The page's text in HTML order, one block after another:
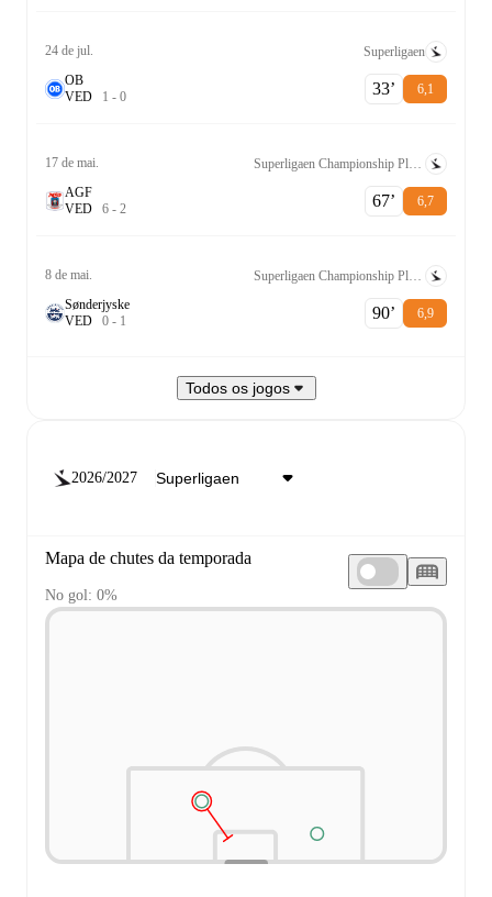
24 de jul.
Superligaen
OB
VED 1 - 0 33‎’‎ 6,1
17 de mai.
AGF
VED 6 - 2 67‎’‎ 6,7
8 de mai.
Sønderjyske
VED 0 - 1 90‎’‎ 6,9
Todos os jogos
2026/2027
Mapa de chutes da temporada
No gol: 0%